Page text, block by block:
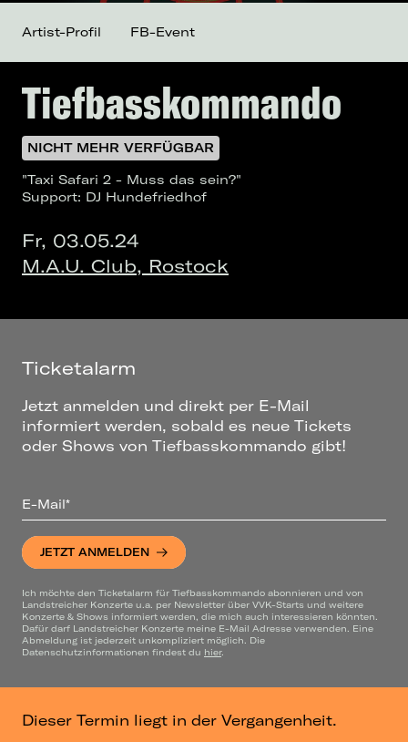
Tiefbasskommando
NICHT MEHR VERFÜGBAR
"Taxi Safari 2 - Muss das sein?"
Support: DJ Hundefriedhof
Fr, 03.05.24
M.A.U. Club, Rostock
Artist-Profil FB-Event
Ticketalarm
Jetzt anmelden und direkt per E-Mail
informiert werden, sobald es neue Tickets
oder Shows von Tiefbasskommando gibt!
E-Mail*
JETZT ANMELDEN
Ich möchte den Ticketalarm für Tiefbasskommando abonnieren und von
Landstreicher Konzerte u.a. per Newsletter über VVK-Starts und weitere
Konzerte & Shows informiert werden, die mich auch interessieren könnten.
Dafür darf Landstreicher Konzerte meine E-Mail Adresse verwenden. Eine
Abmeldung ist jederzeit unkompliziert möglich. Die
Datenschutzinformationen findest du hier.
Dieser Termin liegt in der Vergangenheit.